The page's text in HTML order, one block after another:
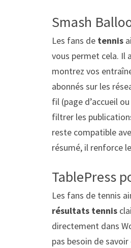
Smash
Les fans de tennis
vous permet cela.
montrez vos
abonnés sur les
fil (page d’accueil
filtrer les
reste compatible
résumé, il renforce
TablePress
Les fans de tennis
résultats tennis
directement dans
pas besoin de